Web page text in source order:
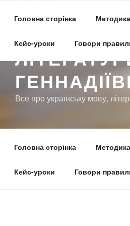
САЙТ
Все про українську мову,
Головна сторінка
Кейс-уроки Говори
Головна сторінка
Кейс-уроки Говори